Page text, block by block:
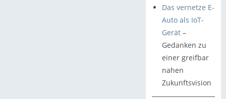
Das vernetze E-
Auto als IoT-
Gerät–
Gedanken zu
einer greifbar
nahen
Zukunftsvision